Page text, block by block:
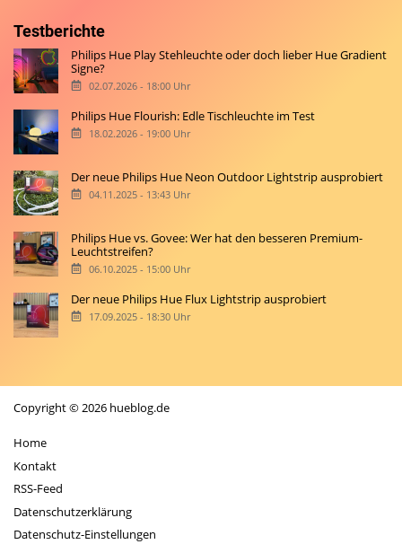
Testberichte
Philips Hue Play Stehleuchte oder doch lieber Hue Gradient
Signe?
02.07.2026 - 18:00 Uhr
Philips Hue Flourish: Edle Tischleuchte im Test
18.02.2026 - 19:00 Uhr
Der neue Philips Hue Neon Outdoor Lightstrip ausprobiert
04.11.2025 - 13:43 Uhr
Philips Hue vs. Govee: Wer hat den besseren Premium-
Leuchtstreifen?
06.10.2025 - 15:00 Uhr
Der neue Philips Hue Flux Lightstrip ausprobiert
17.09.2025 - 18:30 Uhr
Copyright © 2026 hueblog.de
Home
Kontakt
RSS-Feed
Datenschutzerklärung
Datenschutz-Einstellungen